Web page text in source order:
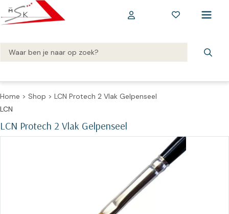
Home > Shop > LCN Protech 2 Vlak Gelpenseel
LCN Protech 2 Vlak Gelpenseel
LCN